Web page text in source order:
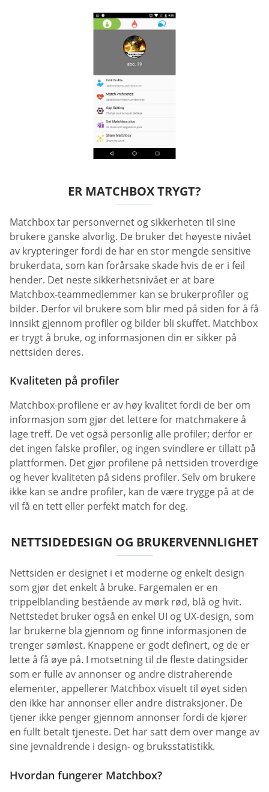
ER MATCHBOX TRYGT?
Matchbox tar personvernet og sikkerheten til sine
brukere ganske alvorlig. De bruker det høyeste nivået
av krypteringer fordi de har en stor mengde sensitive
brukerdata, som kan forårsake skade hvis de er i feil
hender. Det neste sikkerhetsnivået er at bare
Matchbox-teammedlemmer kan se brukerprofiler og
bilder. Derfor vil brukere som blir med på siden for å få
innsikt gjennom profiler og bilder bli skuffet. Matchbox
er trygt å bruke, og informasjonen din er sikker på
nettsiden deres.
Kvaliteten på profiler
Matchbox-profilene er av høy kvalitet fordi de ber om
informasjon som gjør det lettere for matchmakere å
lage treff. De vet også personlig alle profiler; derfor er
det ingen falske profiler, og ingen svindlere er tillatt på
plattformen. Det gjør profilene på nettsiden troverdige
og hever kvaliteten på sidens profiler. Selv om brukere
ikke kan se andre profiler, kan de være trygge på at de
vil få en tett eller perfekt match for deg.
NETTSIDEDESIGN OG BRUKERVENNLIGHET
Nettsiden er designet i et moderne og enkelt design
som gjør det enkelt å bruke. Fargemalen er en
trippelblanding bestående av mørk rød, blå og hvit.
Nettstedet bruker også en enkel UI og UX-design, som
lar brukerne bla gjennom og finne informasjonen de
trenger sømløst. Knappene er godt definert, og de er
lette å få øye på. I motsetning til de fleste datingsider
som er fulle av annonser og andre distraherende
elementer, appellerer Matchbox visuelt til øyet siden
den ikke har annonser eller andre distraksjoner. De
tjener ikke penger gjennom annonser fordi de kjører
en fullt betalt tjeneste. Det har satt dem over mange av
sine jevnaldrende i design- og bruksstatistikk.
Hvordan fungerer Matchbox?